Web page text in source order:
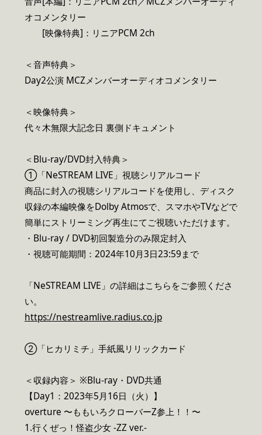
オコメンタリー
[映像特典]：リニアPCM 2ch
＜音声特典＞
Day2公演 MCZメンバーオーディオコメンタリー
＜映像特典＞
代々木無限大記念日 裏側ドキュメント
＜Blu-ray/DVD封入特典＞
①「NeSTREAM LIVE」視聴シリアルコード
商品に封入の視聴シリアルコードを使用し、ディスク
収録の本編映像をDolby Atmosで、スマホやTVなどで
簡単にストリーミング再生にてご視聴いただけます。
・Blu-ray / DVD初回製造分のみ限定封入
・視聴可能期間：2024年10月3日23:59まで
「NeSTREAM LIVE」の詳細はこちらをご参照くださ
い。
https://nestreamlive.radius.co.jp
②「ヒカリミチ」手紙風リリックカード
＜収録内容＞ ※Blu-ray・DVD共通
【Day1：2023年5月16日（火）】
overture 〜ももいろクローバーZ参上！！〜
1.行くぜっ！怪盗少女 -ZZ ver.-